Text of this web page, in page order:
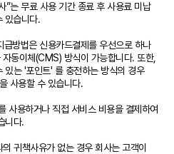
”는 무료 사용 기간 종료 후 사용료 미납
있습니다.
방법은 신용카드결제를 우선으로 하나
동이체(CMS) 방식이 가능합니다. 또한,
있는 '포인트' 를 충전하는 방식의 경우
사용할 수 있습니다.
사용하거나 직접 서비스 비용을 결제하여
니다.
귀책사유가 없는 경우 회사는 고객이